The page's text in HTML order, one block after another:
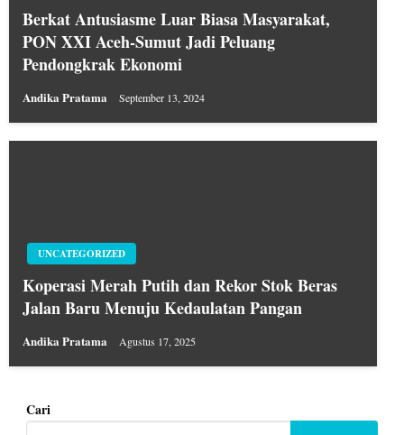
Berkat Antusiasme Luar Biasa Masyarakat,
PON XXI Aceh-Sumut Jadi Peluang
Pendongkrak Ekonomi
Andika Pratama September 13, 2024
UNCATEGORIZED
Koperasi Merah Putih dan Rekor Stok Beras
Jalan Baru Menuju Kedaulatan Pangan
Andika Pratama Agustus 17, 2025
Cari